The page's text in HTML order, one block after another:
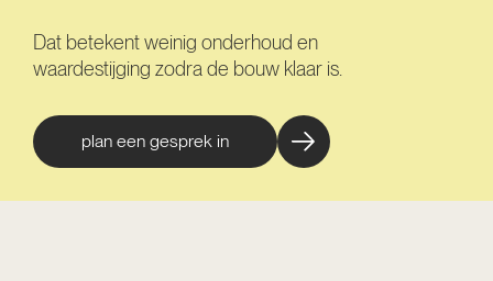
Dat betekent weinig onderhoud en
waardestijging zodra de bouw klaar is.
plan een gesprek in